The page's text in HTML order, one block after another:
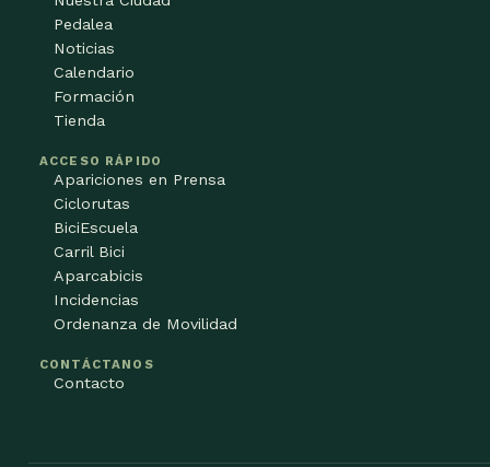
Pedalea
Noticias
Calendario
Formación
Tienda
ACCESO RÁPIDO
Apariciones en Prensa
Ciclorutas
BiciEscuela
Carril Bici
Aparcabicis
Incidencias
Ordenanza de Movilidad
CONTÁCTANOS
Contacto